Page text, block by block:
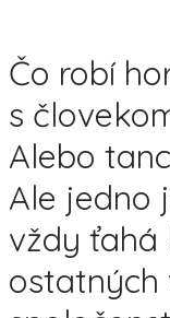
Čo robí
s
Alebo
Ale jedno
vždy ťahá
ostatných